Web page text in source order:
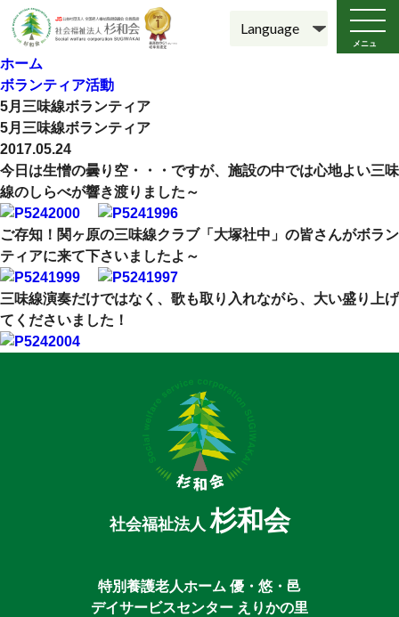
メニュ
ー
ホーム
ボランティア活動
5月三味線ボランティア
5月三味線ボランティア
2017.05.24
今日は生憎の曇り空・・・ですが、施設の中では心地よい三味
線のしらべが響き渡りました～
ご存知！関ヶ原の三味線クラブ「大塚社中」の皆さんがボラン
ティアに来て下さいましたよ～
三味線演奏だけではなく、歌も取り入れながら、大い盛り上げ
てくださいました！
社会福祉法人杉和会
特別養護老人ホーム 優・悠・邑
デイサービスセンター えりかの里